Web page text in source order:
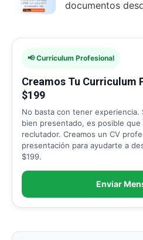
documentos
📢 Curriculum Profesional
Creamos Tu Curriculum
$199
No basta con tener
bien presentado, es posible que
reclutador. Creamos un CV
presentación para ayudarte a
$199.
Enviar